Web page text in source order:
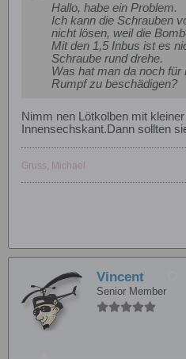
Hallo, habe ein Problem.
Ich kann die Schrauben
nicht lösen, weil die
Mit den 1,5 Inbus ist es
Schraube rund drehe.
Was hat man da noch
Rumpf zu beschädigen?
Nimm nen Lötkolben mit
Innensechskant.Dann sollten
Gruss, Michael
Vincent
Senior Member